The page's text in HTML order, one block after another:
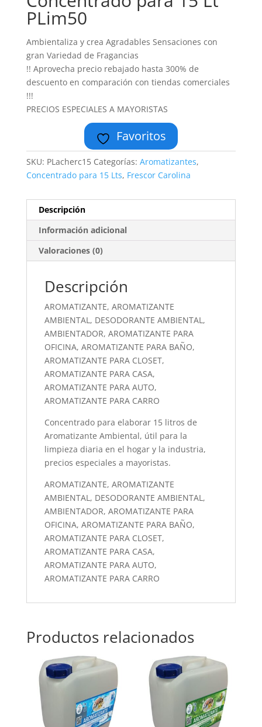
PLim50
Ambientaliza y crea Agradables Sensaciones con
gran Variedad de Fragancias
!! Aprovecha precio rebajado hasta 300% de
descuento en comparación con tiendas comerciales
!!!
PRECIOS ESPECIALES A MAYORISTAS
Favoritos
SKU: PLacherc15 Categorías: Aromatizantes,
Concentrado para 15 Lts, Frescor Carolina
Descripción
Información adicional
Valoraciones (0)
Descripción
AROMATIZANTE, AROMATIZANTE
AMBIENTAL, DESODORANTE AMBIENTAL,
AMBIENTADOR, AROMATIZANTE PARA
OFICINA, AROMATIZANTE PARA BAÑO,
AROMATIZANTE PARA CLOSET,
AROMATIZANTE PARA CASA,
AROMATIZANTE PARA AUTO,
AROMATIZANTE PARA CARRO
Concentrado para elaborar 15 litros de
Aromatizante Ambiental, útil para la
limpieza diaria en el hogar y la industria,
precios especiales a mayoristas.
AROMATIZANTE, AROMATIZANTE
AMBIENTAL, DESODORANTE AMBIENTAL,
AMBIENTADOR, AROMATIZANTE PARA
OFICINA, AROMATIZANTE PARA BAÑO,
AROMATIZANTE PARA CLOSET,
AROMATIZANTE PARA CASA,
AROMATIZANTE PARA AUTO,
AROMATIZANTE PARA CARRO
Productos relacionados